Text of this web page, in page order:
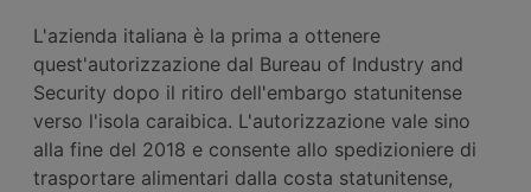
L'azienda italiana è la prima a ottenere
quest'autorizzazione dal Bureau of Industry and
Security dopo il ritiro dell'embargo statunitense
verso l'isola caraibica. L'autorizzazione vale sino
alla fine del 2018 e consente allo spedizioniere di
trasportare alimentari dalla costa statunitense,